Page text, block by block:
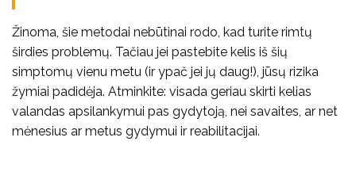
Žinoma, šie metodai nebūtinai rodo, kad turite rimtų
širdies problemų. Tačiau jei pastebite kelis iš šių
simptomų vienu metu (ir ypač jei jų daug!), jūsų rizika
žymiai padidėja. Atminkite: visada geriau skirti kelias
valandas apsilankymui pas gydytoją, nei savaites, ar net
mėnesius ar metus gydymui ir reabilitacijai.